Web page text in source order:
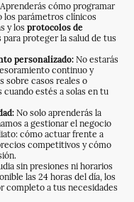
Aprenderás cómo programar
los parámetros clínicos
y los protocolos de
para proteger la salud de tus
personalizado: No estarás
continuo y
sobre casos reales o
estés a solas en tu
No solo aprenderás la
a gestionar el negocio
cómo actuar frente a
competitivos y cómo
sin presiones ni horarios
las 24 horas del día, los
completo a tus necesidades